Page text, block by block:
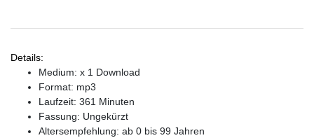
Details:
Medium: x 1 Download
Format: mp3
Laufzeit: 361 Minuten
Fassung: Ungekürzt
Altersempfehlung: ab 0 bis 99 Jahren